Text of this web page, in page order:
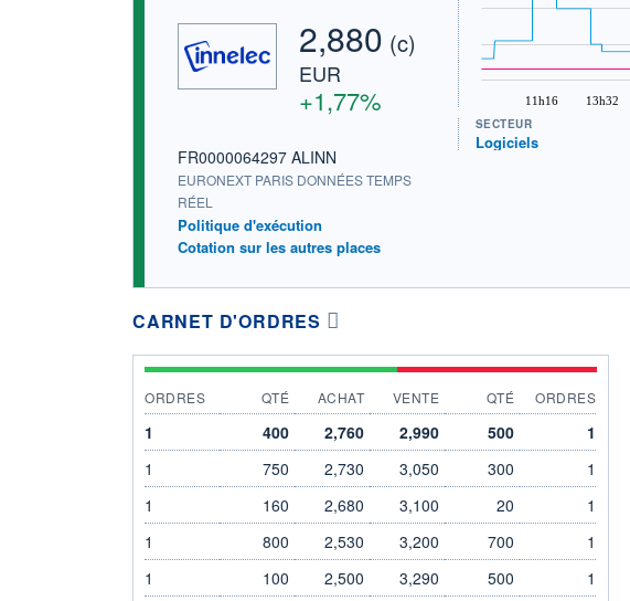
2,880 (c)
EUR
+1,77%
FR0000064297 ALINN
EURONEXT PARIS DONNÉES TEMPS
RÉEL
Politique d'exécution
Cotation sur les autres places
11h16 13h32
SECTEUR
Logiciels
CARNET D'ORDRES
ORDRES QTÉ ACHAT VENTE QTÉ ORDRES
1 400 2,760 2,990 500
1
1
750 2,730 3,050 300
1
1
160 2,680 3,100 20
1
1
800 2,530 3,200 700
1
1
100 2,500 3,290 500
1